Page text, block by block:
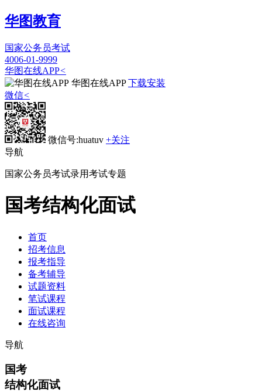
华图教育
国家公务员考试
4006-01-9999
华图在线APP<
华图在线APP 下载安装
微信<
微信号:huatuv +关注
导航
国家公务员考试录用考试专题
国考结构化面试
首页
招考信息
报考指导
备考辅导
试题资料
笔试课程
面试课程
在线咨询
导航
国考
结构化面试